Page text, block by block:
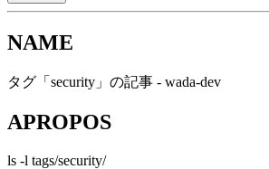
NAME
タグ「security」の記事 - wada-dev
APROPOS
ls -l tags/security/